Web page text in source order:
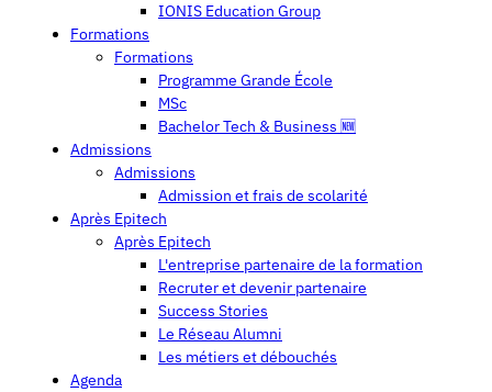
IONIS Education Group
Formations
Formations
Programme Grande École
MSc
Bachelor Tech & Business 🆕
Admissions
Admissions
Admission et frais de scolarité
Après Epitech
Après Epitech
L'entreprise partenaire de la formation
Recruter et devenir partenaire
Success Stories
Le Réseau Alumni
Les métiers et débouchés
Agenda